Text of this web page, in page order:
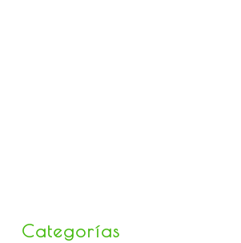
Categorías